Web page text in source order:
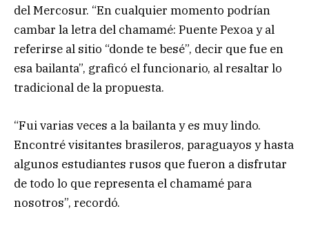
del Mercosur. “En cualquier momento podrían
cambar la letra del chamamé: Puente Pexoa y al
referirse al sitio “donde te besé”, decir que fue en
esa bailanta”, graficó el funcionario, al resaltar lo
tradicional de la propuesta.
“Fui varias veces a la bailanta y es muy lindo.
Encontré visitantes brasileros, paraguayos y hasta
algunos estudiantes rusos que fueron a disfrutar
de todo lo que representa el chamamé para
nosotros”, recordó.